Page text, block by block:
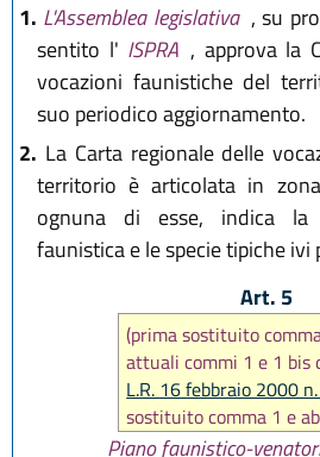
1. L'Assemblea legislativa , su
sentito l' ISPRA , approva la
vocazioni faunistiche del
suo periodico aggiornamento.
2. La Carta regionale delle
territorio è articolata in
ognuna di esse, indica la
faunistica e le specie tipiche ivi
Art. 5
(prima sostituito
attuali commi 1 e 1 bis
L.R. 16 febbraio 2000
sostituito comma 1 e
comma 1-bisart. 5
Piano faunistico-